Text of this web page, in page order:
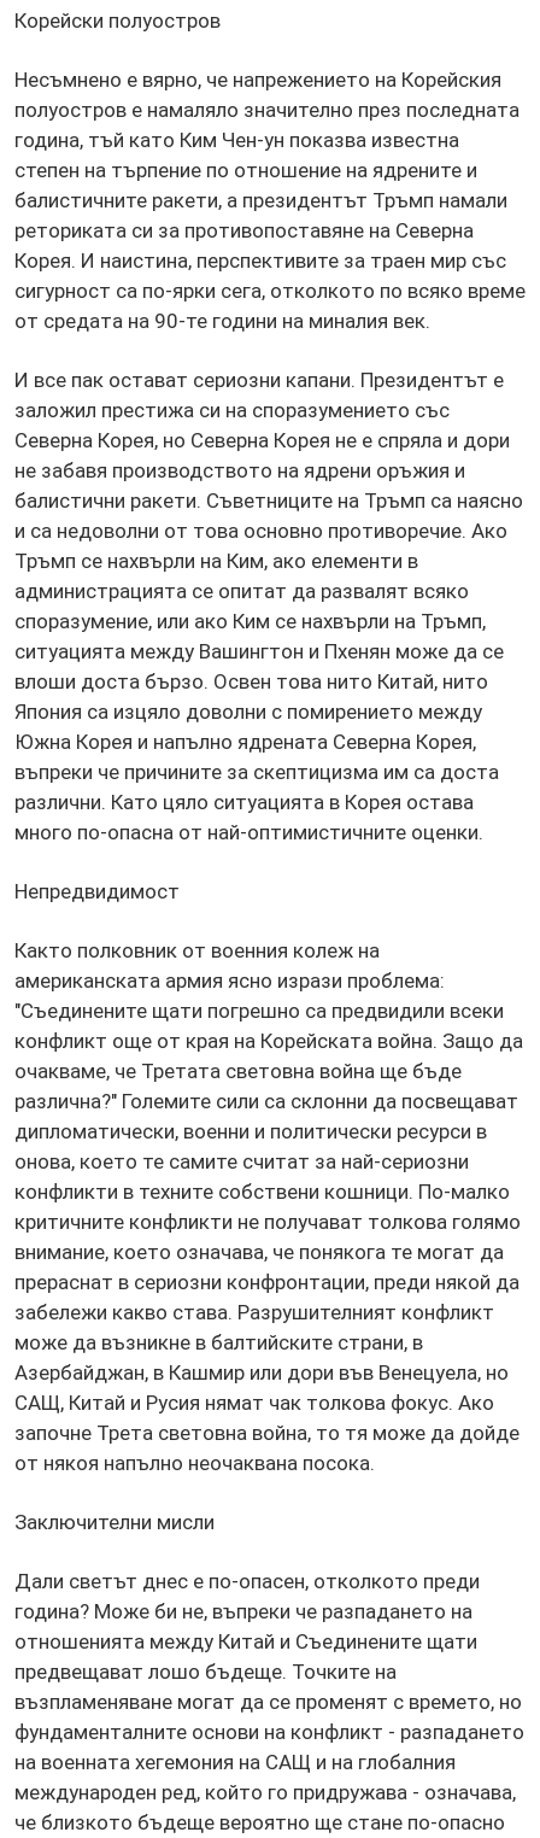
Корейски полуостров
Несъмнено е вярно, че напрежението на Корейския
полуостров е намаляло значително през последната
година, тъй като Ким Чен-ун показва известна
степен на търпение по отношение на ядрените и
балистичните ракети, а президентът Тръмп намали
реториката си за противопоставяне на Северна
Корея. И наистина, перспективите за траен мир със
сигурност са по-ярки сега, отколкото по всяко време
от средата на 90-те години на миналия век.
И все пак остават сериозни капани. Президентът е
заложил престижа си на споразумението със
Северна Корея, но Северна Корея не е спряла и дори
не забавя производството на ядрени оръжия и
балистични ракети. Съветниците на Тръмп са наясно
и са недоволни от това основно противоречие. Ако
Тръмп се нахвърли на Ким, ако елементи в
администрацията се опитат да развалят всяко
споразумение, или ако Ким се нахвърли на Тръмп,
ситуацията между Вашингтон и Пхенян може да се
влоши доста бързо. Освен това нито Китай, нито
Япония са изцяло доволни с помирението между
Южна Корея и напълно ядрената Северна Корея,
въпреки че причините за скептицизма им са доста
различни. Като цяло ситуацията в Корея остава
много по-опасна от най-оптимистичните оценки.
Непредвидимост
Както полковник от военния колеж на
американската армия ясно изрази проблема:
"Съединените щати погрешно са предвидили всеки
конфликт още от края на Корейската война. Защо да
очакваме, че Третата световна война ще бъде
различна?" Големите сили са склонни да посвещават
дипломатически, военни и политически ресурси в
онова, което те самите считат за най-сериозни
конфликти в техните собствени кошници. По-малко
критичните конфликти не получават толкова голямо
внимание, което означава, че понякога те могат да
прераснат в сериозни конфронтации, преди някой да
забележи какво става. Разрушителният конфликт
може да възникне в балтийските страни, в
Азербайджан, в Кашмир или дори във Венецуела, но
САЩ, Китай и Русия нямат чак толкова фокус. Ако
започне Трета световна война, то тя може да дойде
от някоя напълно неочаквана посока.
Заключителни мисли
Дали светът днес е по-опасен, отколкото преди
година? Може би не, въпреки че разпадането на
отношенията между Китай и Съединените щати
предвещават лошо бъдеще. Точките на
възпламеняване могат да се променят с времето, но
фундаменталните основи на конфликт - разпадането
на военната хегемония на САЩ и на глобалния
международен ред, който го придружава - означава,
че близкото бъдеще вероятно ще стане по-опасно